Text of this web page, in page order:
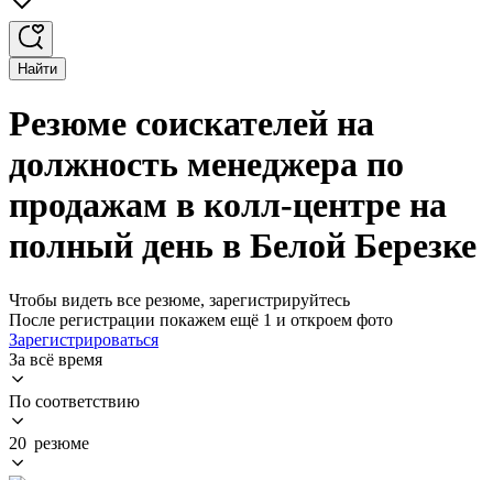
Найти
Резюме соискателей на
должность менеджера по
продажам в колл-центре на
полный день в Белой Березке
Чтобы видеть все резюме, зарегистрируйтесь
После регистрации покажем ещё 1 и откроем фото
Зарегистрироваться
За всё время
По соответствию
20 резюме